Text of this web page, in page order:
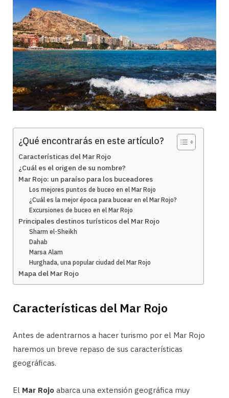
¿Qué encontrarás en este artículo?
Características del Mar Rojo
¿Cuál es el origen de su nombre?
Mar Rojo: un paraíso para los buceadores
Los mejores puntos de buceo en el Mar Rojo
¿Cuál es la mejor época para bucear en el Mar Rojo?
Excursiones de buceo en el Mar Rojo
Principales destinos turísticos del Mar Rojo
Sharm el-Sheikh
Dahab
Marsa Alam
Hurghada, una popular ciudad del Mar Rojo
Mapa del Mar Rojo
Características del Mar Rojo
Antes de adentrarnos a hacer turismo por el Mar Rojo
haremos un breve repaso de sus características
geográficas.
El Mar Rojo abarca una extensión geográfica muy